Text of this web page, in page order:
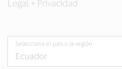
Legal + Privacidad
Selecciona el país o la región